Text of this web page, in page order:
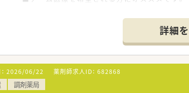
点から積極的に参加できます。
詳細
2026/06/22 薬剤師求人ID： 682868
調剤薬局